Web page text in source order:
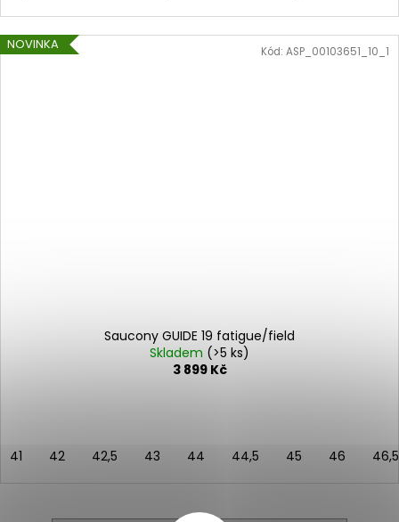
NOVINKA
Saucony GUIDE 19 fatigue/field
Skladem (>5 ks)
3 899 Kč
41 42 42,5 43 44 44,5 45 46 46,5
Kód: ASP_00103651_10_1